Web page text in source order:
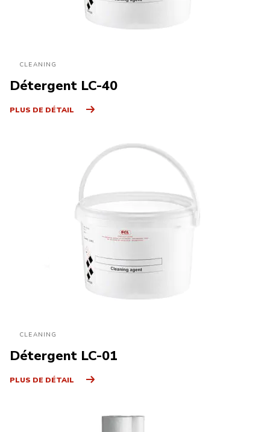
CLEANING
Détergent LC-40
PLUS DE DÉTAIL
CLEANING
Détergent LC-01
PLUS DE DÉTAIL